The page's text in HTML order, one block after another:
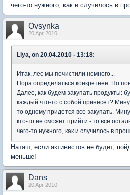
чего-то нужного, как и случилось в
Ovsynka
20 Apr 2010
Liya, on 20.04.2010 - 13:18:
Итак, лес мы почистили немного...
Пора определяться конкретнее. По
Далее, как будем закупать продукты:
каждый что-то с собой принесет?
то одному придется все закупать.
кто-то не сможет прийти - то все
чего-то нужного, как и случилось в
Наташ, если активистов не будет,
меньше!
Dans
20 Apr 2010